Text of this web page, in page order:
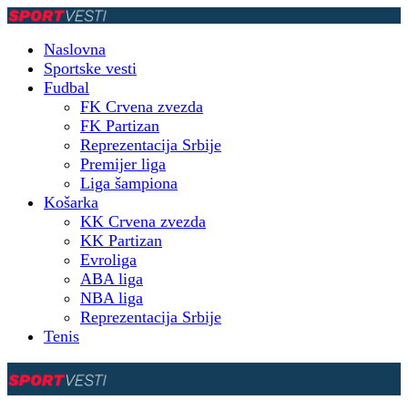
Naslovna
Sportske vesti
Fudbal
FK Crvena zvezda
FK Partizan
Reprezentacija Srbije
Premijer liga
Liga šampiona
Košarka
KK Crvena zvezda
KK Partizan
Evroliga
ABA liga
NBA liga
Reprezentacija Srbije
Tenis